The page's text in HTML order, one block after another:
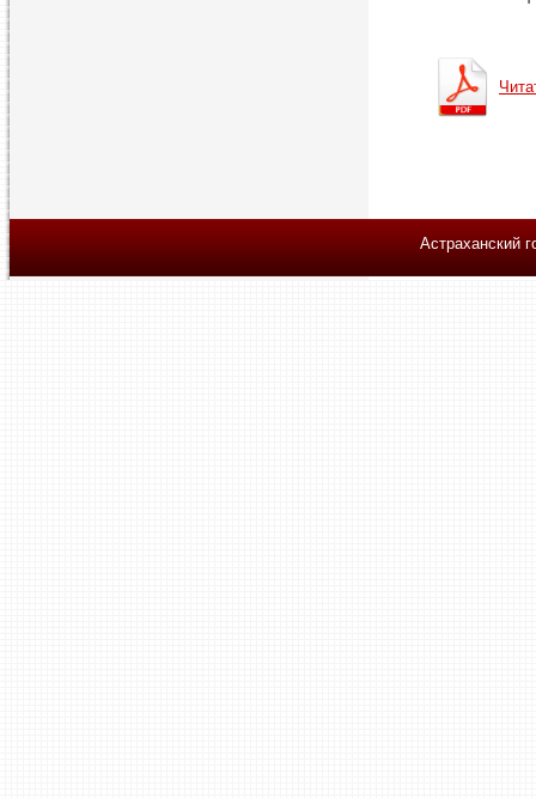
Астраханский